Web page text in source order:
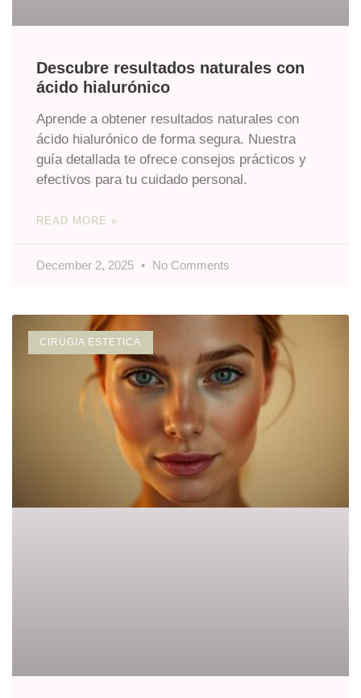
Descubre resultados naturales con
ácido hialurónico
Aprende a obtener resultados naturales con
ácido hialurónico de forma segura. Nuestra
guía detallada te ofrece consejos prácticos y
efectivos para tu cuidado personal.
READ MORE »
December 2, 2025 No Comments
CIRUGIA ESTETICA